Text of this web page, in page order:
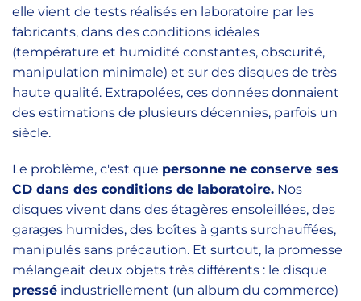
elle vient de tests réalisés en laboratoire par les
fabricants, dans des conditions idéales
(température et humidité constantes, obscurité,
manipulation minimale) et sur des disques de très
haute qualité. Extrapolées, ces données donnaient
des estimations de plusieurs décennies, parfois un
siècle.
Le problème, c'est que personne ne conserve ses
CD dans des conditions de laboratoire. Nos
disques vivent dans des étagères ensoleillées, des
garages humides, des boîtes à gants surchauffées,
manipulés sans précaution. Et surtout, la promesse
mélangeait deux objets très différents : le disque
pressé industriellement (un album du commerce)